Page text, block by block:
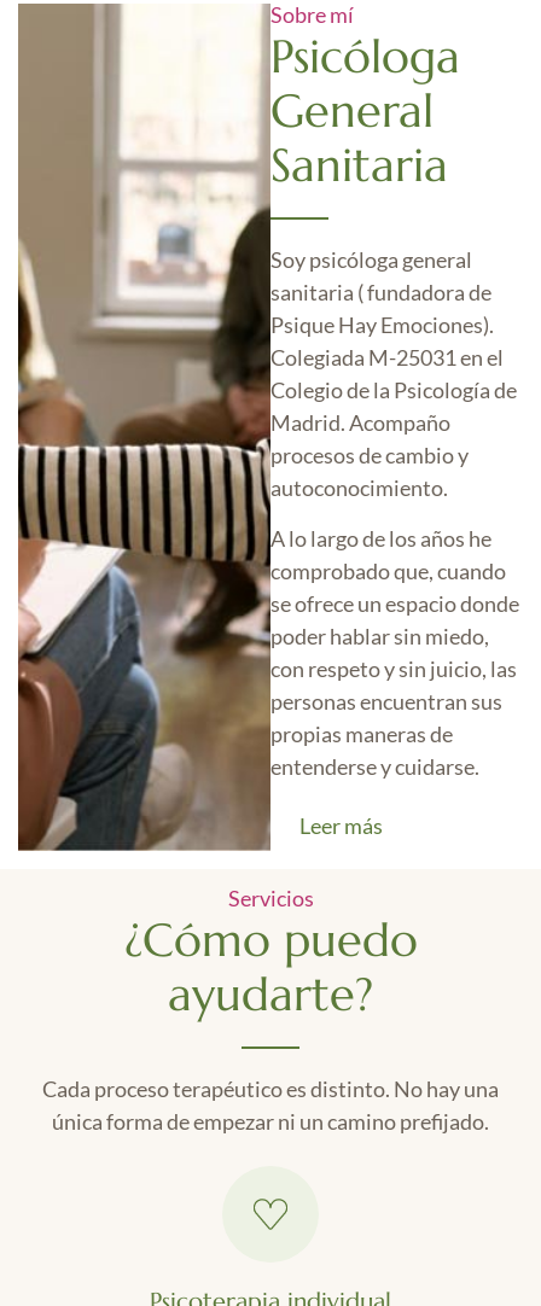
Sobre mí
Psicóloga
General
Sanitaria
Soy psicóloga general
sanitaria ( fundadora de
Psique Hay Emociones).
Colegiada M-25031 en el
Colegio de la Psicología de
Madrid. Acompaño
procesos de cambio y
autoconocimiento.
A lo largo de los años he
comprobado que, cuando
se ofrece un espacio donde
poder hablar sin miedo,
con respeto y sin juicio, las
personas encuentran sus
propias maneras de
entenderse y cuidarse.
Leer más
Servicios
¿Cómo puedo
ayudarte?
Cada proceso terapéutico es distinto. No hay una
única forma de empezar ni un camino prefijado.